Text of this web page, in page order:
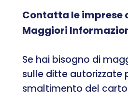
Contatta le imprese
Maggiori
Se hai bisogno di
sulle ditte autorizzate
smaltimento del